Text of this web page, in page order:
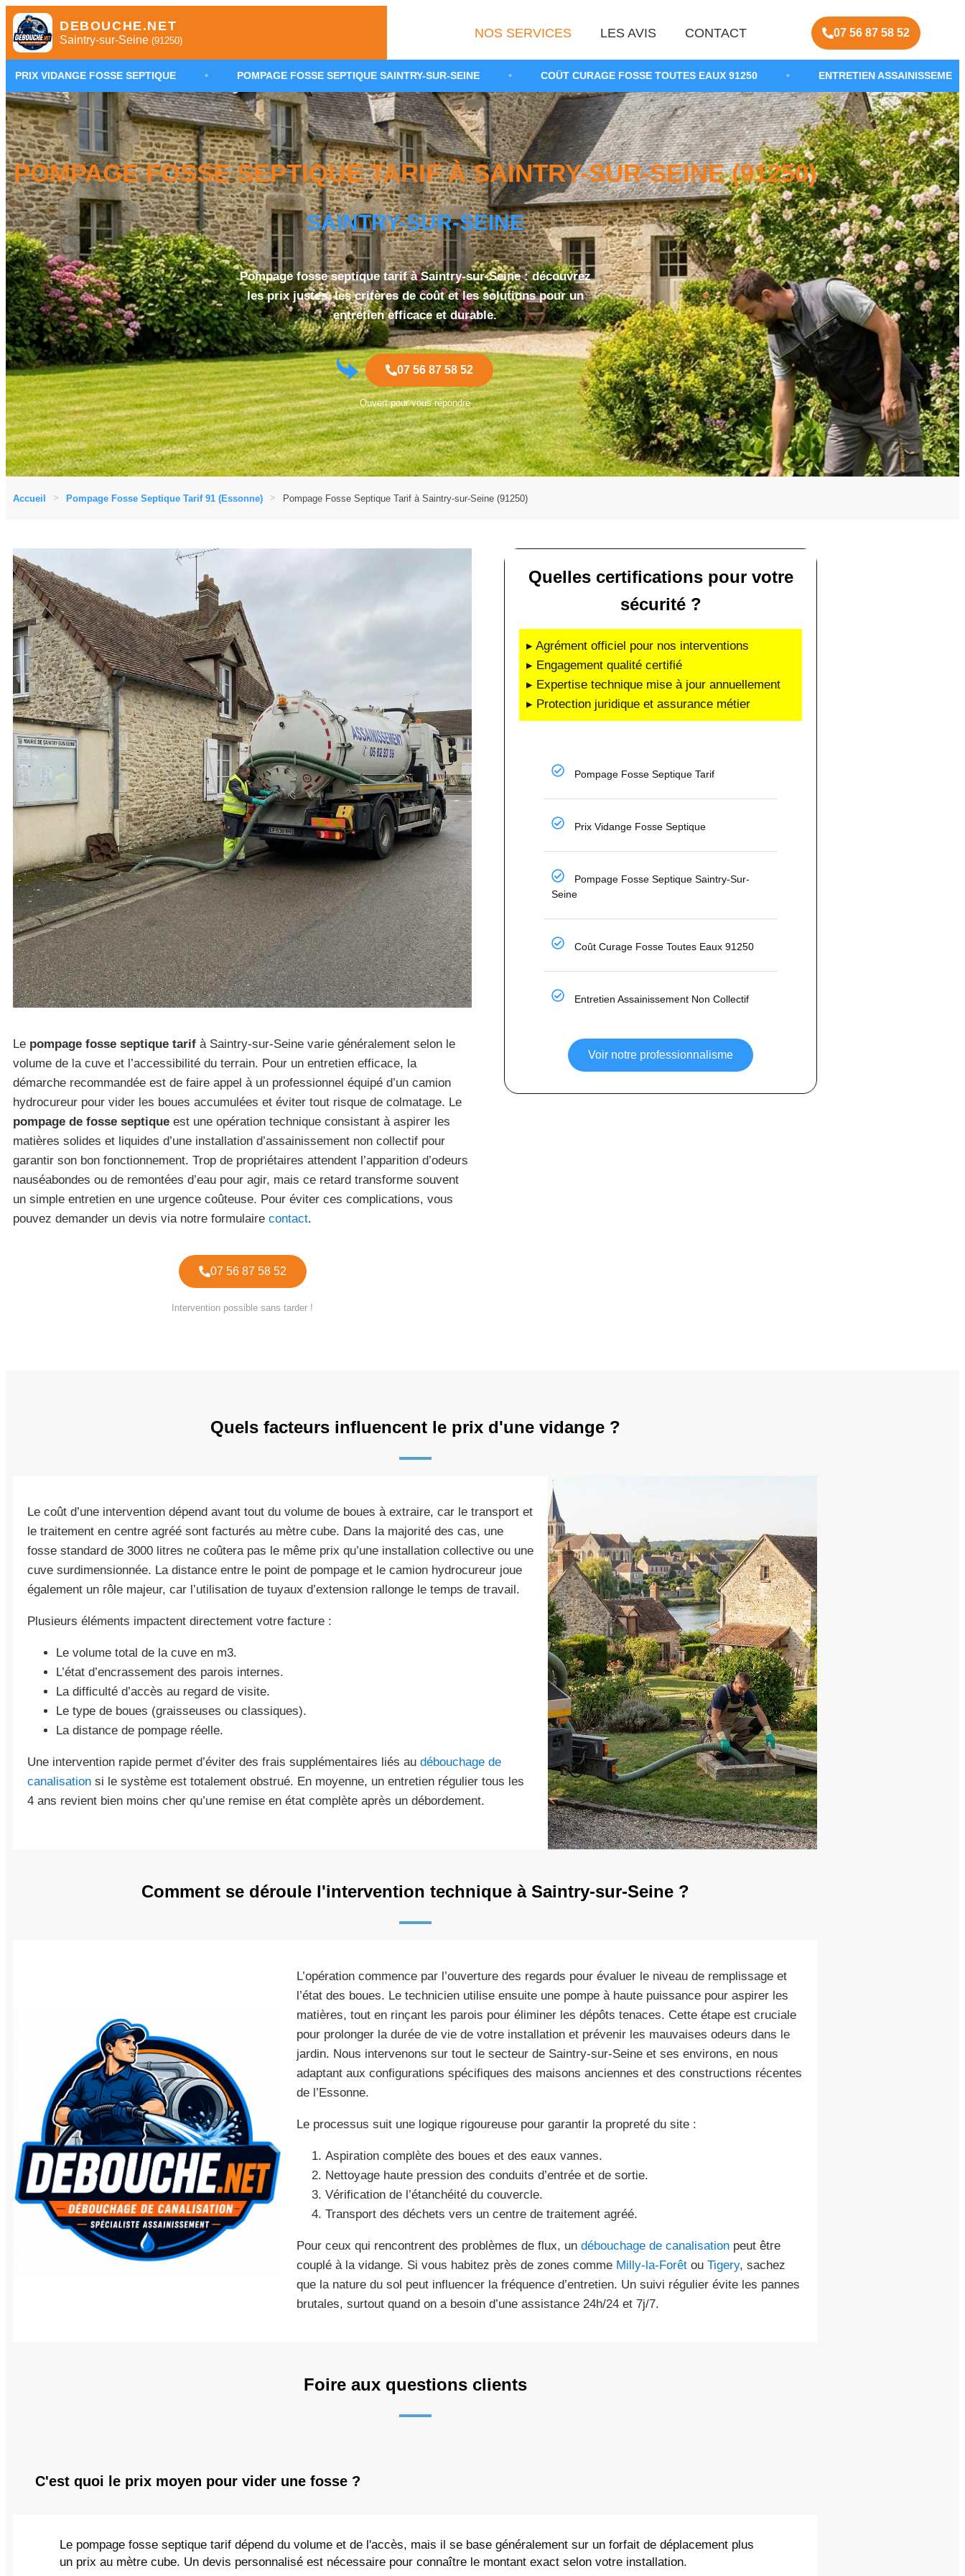
DEBOUCHE.NET
Saintry-sur-Seine (91250)
NOS SERVICES LES AVIS CONTACT 07 56 87 58 52
SEPTIQUE • POMPAGE FOSSE SEPTIQUE SAINTRY-SUR-SEINE • COÛT CURAGE FOSSE TOUTES EAUX 91250 • ENTRETIEN ASSAINISSEMENT NON COLLECTIF
POMPAGE FOSSE SEPTIQUE TARIF À SAINTRY-SUR-SEINE (91250)
SAINTRY-SUR-SEINE
Pompage fosse septique tarif à Saintry-sur-Seine : découvrez
les prix justes, les critères de coût et les solutions pour un
entretien efficace et durable.
07 56 87 58 52
Ouvert pour vous répondre
Accueil Pompage Fosse Septique Tarif 91 (Essonne) Pompage Fosse Septique Tarif à Saintry-sur-Seine (91250)
Le pompage fosse septique tarif à Saintry-sur-Seine varie généralement selon le
volume de la cuve et l’accessibilité du terrain. Pour un entretien efficace, la
démarche recommandée est de faire appel à un professionnel équipé d’un camion
hydrocureur pour vider les boues accumulées et éviter tout risque de colmatage. Le
pompage de fosse septique est une opération technique consistant à aspirer les
matières solides et liquides d’une installation d’assainissement non collectif pour
garantir son bon fonctionnement. Trop de propriétaires attendent l’apparition d’odeurs
nauséabondes ou de remontées d’eau pour agir, mais ce retard transforme souvent
un simple entretien en une urgence coûteuse. Pour éviter ces complications, vous
pouvez demander un devis via notre formulaire contact.
07 56 87 58 52
Intervention possible sans tarder !
Quelles certifications pour votre
sécurité ?
▸ Agrément officiel pour nos interventions
▸ Engagement qualité certifié
▸ Expertise technique mise à jour annuellement
▸ Protection juridique et assurance métier
Pompage Fosse Septique Tarif
Prix Vidange Fosse Septique
Pompage Fosse Septique Saintry-Sur-
Seine
Coût Curage Fosse Toutes Eaux 91250
Entretien Assainissement Non Collectif
Voir notre professionnalisme
Quels facteurs influencent le prix d'une vidange ?
Le coût d’une intervention dépend avant tout du volume de boues à extraire, car le transport et
le traitement en centre agréé sont facturés au mètre cube. Dans la majorité des cas, une
fosse standard de 3000 litres ne coûtera pas le même prix qu’une installation collective ou une
cuve surdimensionnée. La distance entre le point de pompage et le camion hydrocureur joue
également un rôle majeur, car l’utilisation de tuyaux d’extension rallonge le temps de travail.
Plusieurs éléments impactent directement votre facture :
Le volume total de la cuve en m3.
L’état d’encrassement des parois internes.
La difficulté d’accès au regard de visite.
Le type de boues (graisseuses ou classiques).
La distance de pompage réelle.
Une intervention rapide permet d’éviter des frais supplémentaires liés au débouchage de
canalisation si le système est totalement obstrué. En moyenne, un entretien régulier tous les
4 ans revient bien moins cher qu’une remise en état complète après un débordement.
Comment se déroule l'intervention technique à Saintry-sur-Seine ?
L’opération commence par l’ouverture des regards pour évaluer le niveau de remplissage et
l’état des boues. Le technicien utilise ensuite une pompe à haute puissance pour aspirer les
matières, tout en rinçant les parois pour éliminer les dépôts tenaces. Cette étape est cruciale
pour prolonger la durée de vie de votre installation et prévenir les mauvaises odeurs dans le
jardin. Nous intervenons sur tout le secteur de Saintry-sur-Seine et ses environs, en nous
adaptant aux configurations spécifiques des maisons anciennes et des constructions récentes
de l’Essonne.
Le processus suit une logique rigoureuse pour garantir la propreté du site :
Aspiration complète des boues et des eaux vannes.
Nettoyage haute pression des conduits d’entrée et de sortie.
Vérification de l’étanchéité du couvercle.
Transport des déchets vers un centre de traitement agréé.
Pour ceux qui rencontrent des problèmes de flux, un débouchage de canalisationpeut être
couplé à la vidange. Si vous habitez près de zones comme Milly-la-Forêtou Tigery, sachez
que la nature du sol peut influencer la fréquence d’entretien. Un suivi régulier évite les pannes
brutales, surtout quand on a besoin d’une assistance 24h/24 et 7j/7.
Foire aux questions clients
C'est quoi le prix moyen pour vider une fosse ?
Le pompage fosse septique tarif dépend du volume et de l'accès, mais il se base généralement sur un forfait de déplacement plus
un prix au mètre cube. Un devis personnalisé est nécessaire pour connaître le montant exact selon votre installation.